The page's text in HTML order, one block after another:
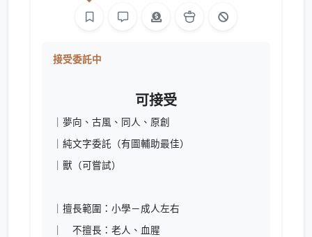
接受委託中
可接受
｜夢向、古風、同人、原創
｜純文字委託（有圖輔助最佳）
｜獸（可嘗試）
｜擅長範圍：小學－成人左右
｜ 不擅長：老人、血腥